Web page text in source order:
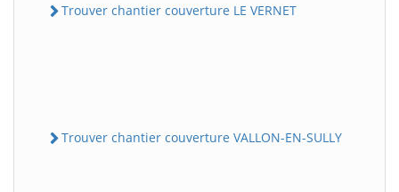
Trouver chantier couverture LE VERNET
Trouver chantier couverture VALLON-EN-SULLY